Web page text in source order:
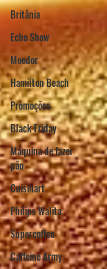
Britânia
Echo Show
Moedor
Hamilton Beach
Promoções
Black Friday
Máquina de fazer
pão
Cuisinart
Philips Walita
Supercoffee
Caffeine Army